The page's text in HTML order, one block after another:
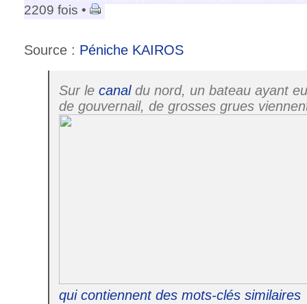
2209 fois •
Source : Péniche KAIROS
Sur le canaldu nord, un bateau ayant
de gouvernail, de grosses grues
qui contiennent des mots-clés similaires